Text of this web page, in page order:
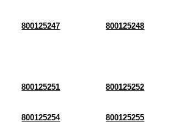
800125247 800125248
800125251 800125252
800125254 800125255